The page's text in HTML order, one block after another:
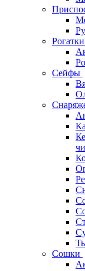
Рогатки
Сейфы
Сошки